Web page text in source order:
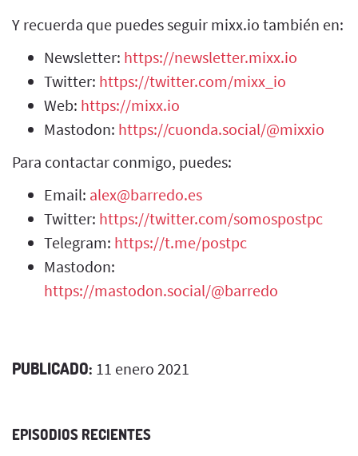
Y recuerda que puedes seguir mixx.io también en:
Newsletter: https://newsletter.mixx.io
Twitter: https://twitter.com/mixx_io
Web: https://mixx.io
Mastodon: https://cuonda.social/@mixxio
Para contactar conmigo, puedes:
Email: alex@barredo.es
Twitter: https://twitter.com/somospostpc
Telegram: https://t.me/postpc
Mastodon:
https://mastodon.social/@barredo
PUBLICADO: 11 enero 2021
EPISODIOS RECIENTES